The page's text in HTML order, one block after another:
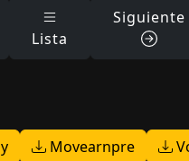
Lista
Siguiente
Movearnpre